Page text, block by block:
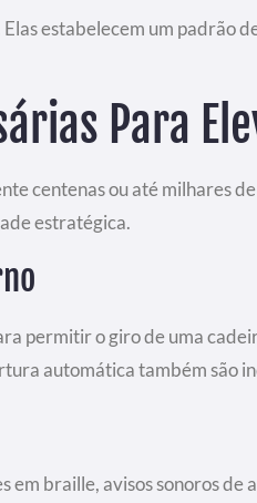
Elas estabelecem um
Para
centenas ou até milhares
estratégica.
permitir o giro de uma
automática também são
braille, avisos sonoros de